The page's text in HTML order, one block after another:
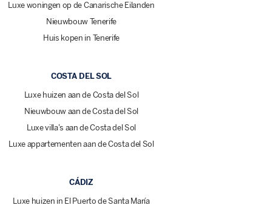
Luxe woningen op de Canarische Eilanden
Nieuwbouw Tenerife
Huis kopen in Tenerife
COSTA DEL SOL
Luxe huizen aan de Costa del Sol
Nieuwbouw aan de Costa del Sol
Luxe villa's aan de Costa del Sol
Luxe appartementen aan de Costa del Sol
CÁDIZ
Luxe huizen in El Puerto de Santa María